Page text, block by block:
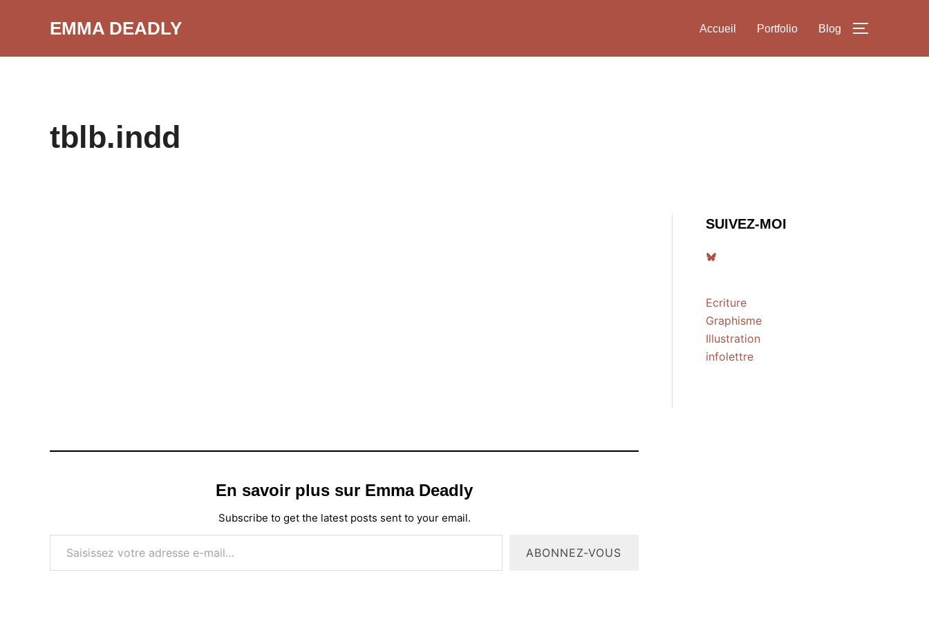
EMMA DEADLY Accueil Portfolio Blog
tblb.indd
En savoir plus sur Emma Deadly
Subscribe to get the latest posts sent to your email.
Saisissez votre adresse e-mail…
ABONNEZ-VOUS
SUIVEZ-MOI
Bluesky
Ecriture
Graphisme
Illustration
infolettre